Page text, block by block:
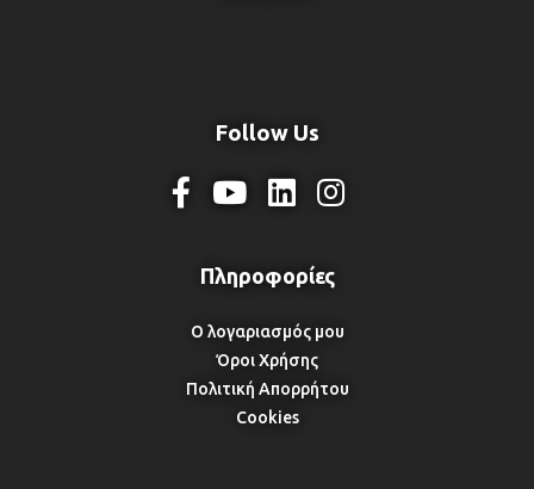
Follow Us
Ο λογαριασμός μου
Όροι Χρήσης
Πολιτική Απορρήτου
Cookies